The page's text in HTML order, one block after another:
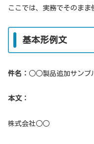
ここでは、実務でそのまま
基本形例文
件名： ○○製品追加サンプ
本文：
株式会社○○